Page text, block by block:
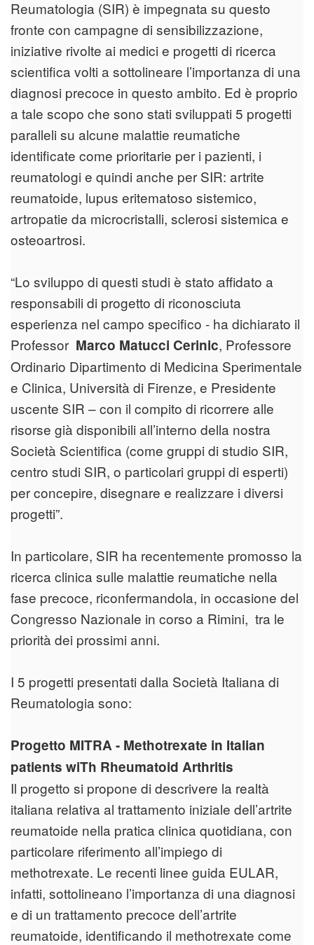
Reumatologia (SIR) è impegnata su questo
fronte con campagne di sensibilizzazione,
iniziative rivolte ai medici e progetti di ricerca
scientifica volti a sottolineare l’importanza di una
diagnosi precoce in questo ambito. Ed è proprio
a tale scopo che sono stati sviluppati 5 progetti
paralleli su alcune malattie reumatiche
identificate come prioritarie per i pazienti, i
reumatologi e quindi anche per SIR: artrite
reumatoide, lupus eritematoso sistemico,
artropatie da microcristalli, sclerosi sistemica e
osteoartrosi.
“Lo sviluppo di questi studi è stato affidato a
responsabili di progetto di riconosciuta
esperienza nel campo specifico - ha dichiarato il
Professor Marco Matucci Cerinic, Professore
Ordinario Dipartimento di Medicina Sperimentale
e Clinica, Università di Firenze, e Presidente
uscente SIR – con il compito di ricorrere alle
risorse già disponibili all’interno della nostra
Società Scientifica (come gruppi di studio SIR,
centro studi SIR, o particolari gruppi di esperti)
per concepire, disegnare e realizzare i diversi
progetti”.
In particolare, SIR ha recentemente promosso la
ricerca clinica sulle malattie reumatiche nella
fase precoce, riconfermandola, in occasione del
Congresso Nazionale in corso a Rimini, tra le
priorità dei prossimi anni.
I 5 progetti presentati dalla Società Italiana di
Reumatologia sono:
Progetto MITRA - Methotrexate in Italian
patients wiTh Rheumatoid Arthritis
Il progetto si propone di descrivere la realtà
italiana relativa al trattamento iniziale dell’artrite
reumatoide nella pratica clinica quotidiana, con
particolare riferimento all’impiego di
methotrexate. Le recenti linee guida EULAR,
infatti, sottolineano l’importanza di una diagnosi
e di un trattamento precoce dell’artrite
reumatoide, identificando il methotrexate come